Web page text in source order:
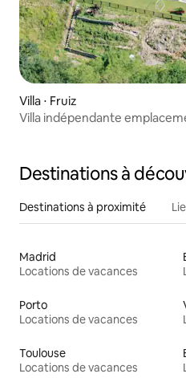
Villa ⋅ Fruiz
Villa indépendante
Destinations à
Destinations à proximité
Madrid
Locations de vacances
Porto
Locations de vacances
Toulouse
Locations de vacances